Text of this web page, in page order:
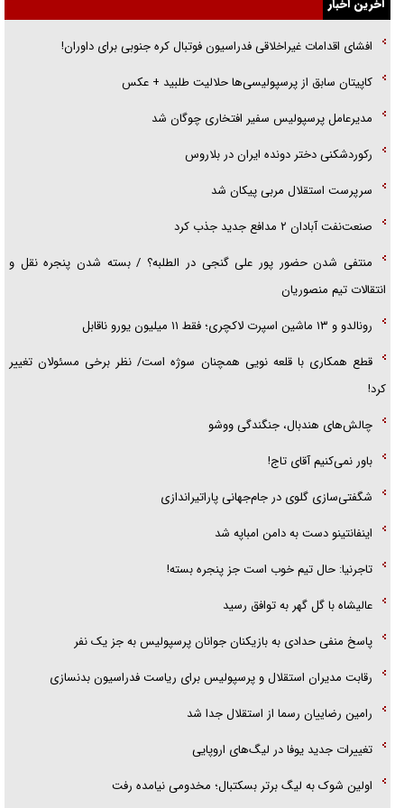
گزارش «جوان» از قوانین سخت‌گیرانه ۶ قاره در برابر یورش به پاسگاه‌های
آخرین اخبار
افشای اقدامات غیراخلاقی فدراسیون فوتبال کره جنوبی برای داوران!
کاپیتان سابق از پرسپولیسی‌ها حلالیت طلبید + عکس
مدیرعامل پرسپولیس سفیر افتخاری چوگان شد
رکوردشکنی دختر دونده ایران در بلاروس
سرپرست استقلال مربی پیکان شد
صنعت‌نفت آبادان ۲ مدافع جدید جذب کرد
منتفی شدن حضور پور علی گنجی در الطلبه؟ / بسته شدن پنجره نقل و
انتقالات تیم منصوریان
رونالدو و ۱۳ ماشین اسپرت لاکچری؛ فقط ۱۱ میلیون یورو ناقابل
قطع همکاری با قلعه نویی همچنان سوژه است/ نظر برخی مسئولان تغییر
کرد!
چالش‌های هندبال، جنگندگی ووشو
باور نمی‌کنیم آقای تاج!
شگفتی‌سازی گلوی در جام‌جهانی پاراتیراندازی
اینفانتینو دست به دامن امباپه شد
تاجرنیا: حال تیم خوب است جز پنجره بسته!
عالیشاه با گل گهر به توافق رسید
پاسخ منفی حدادی به بازیکنان جوانان پرسپولیس به جز یک نفر
رقابت مدیران استقلال و پرسپولیس برای ریاست فدراسیون بدنسازی
رامین رضاییان رسما از استقلال جدا شد
تغییرات جدید یوفا در لیگ‌های اروپایی
اولین شوک به لیگ برتر بسکتبال؛ مخدومی نیامده رفت